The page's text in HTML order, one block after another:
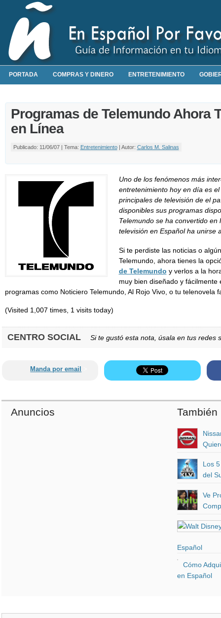
PORTADA COMPRAS Y DINERO ENTRETENIMIENTO
Programas de Telemundo Ahora
en Línea
Publicado: 11/06/07 | Tema: Entretenimiento| Autor: Carlos M. Salinas
Uno de los fenómenos más
entretenimiento hoy en día es
principales de televisión de el
disponibles sus programas
Telemundo se ha convertido en
televisión en Español ha unirse
Si te perdiste las noticias o
Telemundo, ahora tienes la
de Telemundo y verlos a la
muy bien diseñado y fácilmente
programas como Noticiero Telemundo, Al Rojo Vivo, o tu telenovela
(Visited 1,007 times, 1 visits today)
CENTRO SOCIAL Si te gustó esta nota, úsala en tus redes
Manda por email
También
Los
del
Ve
Español
Cómo
en Español
Anuncios